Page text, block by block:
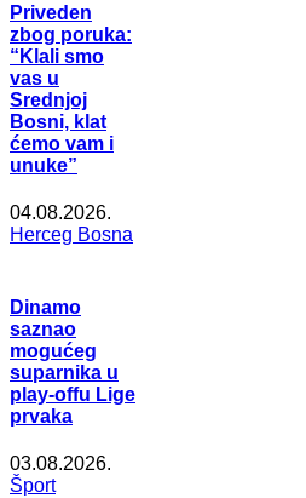
Priveden
zbog poruka:
“Klali smo
vas u
Srednjoj
Bosni, klat
ćemo vam i
unuke”
04.08.2026.
Herceg Bosna
Dinamo
saznao
mogućeg
suparnika u
play-offu Lige
prvaka
03.08.2026.
Šport